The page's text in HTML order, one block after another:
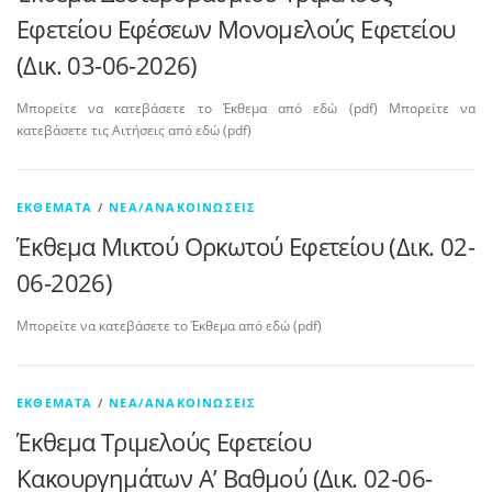
Εφετείου Εφέσεων Μονομελούς Εφετείου
(Δικ. 03-06-2026)
Μπορείτε να κατεβάσετε το Έκθεμα από εδώ (pdf) Μπορείτε να
κατεβάσετε τις Αιτήσεις από εδώ (pdf)
ΕΚΘΈΜΑΤΑ / ΝΈΑ/ΑΝΑΚΟΙΝΏΣΕΙΣ
Έκθεμα Μικτού Ορκωτού Εφετείου (Δικ. 02-
06-2026)
Μπορείτε να κατεβάσετε το Έκθεμα από εδώ (pdf)
ΕΚΘΈΜΑΤΑ / ΝΈΑ/ΑΝΑΚΟΙΝΏΣΕΙΣ
Έκθεμα Τριμελούς Εφετείου
Κακουργημάτων A’ Βαθμού (Δικ. 02-06-